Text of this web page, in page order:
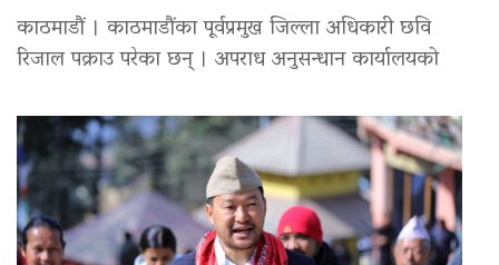
काठमाडौं । काठमाडौंका पूर्वप्रमुख जिल्ला अधिकारी छवि
रिजाल पक्राउ परेका छन् । अपराध अनुसन्धान कार्यालयको